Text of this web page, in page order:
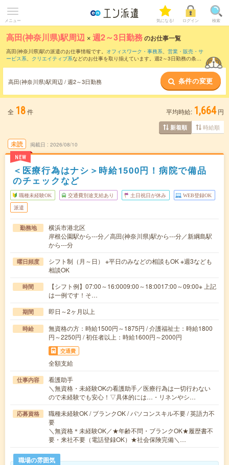
メニュー 気になる! ログイン 検索
高田(神奈川県)駅周辺 ×週2～3日勤務のお仕事一覧
高田(神奈川県)駅の派遣のお仕事情報です。 オフィスワーク・事務系、 営業・販売・サ
ービス系、 クリエイティブ系などのお仕事を取り揃えています。週2～3日勤務の条件
高田(神奈川県)駅周辺 / 週2～3日勤務 条件の変更
全 18件 平均時給: 1,664 円
新着順 時給順
未読
NEW
掲載日 2026/08/10
＜医療行為はナシ＞時給1500円！病院で備品
のチェックなど
職種未経験OK 交通費別途支給あり 土日祝日が休み WEB登録OK
派遣
勤務地
横浜市港北区
岸根公園駅から---分／高田(神奈川県)駅から---分／新綱島駅
から---分
曜日頻度
シフト制（月～日） ※平日のみなどの相談もOK ※週3なども
相談OK
時間
【シフト例】07:00～16:0009:00～18:0017:00～09:00※ 上記
は一例です！そ…
期間 即日～2ヶ月以上
時給
無資格の方：時給1500円～1875円 / 介護福祉士：時給1800
円～2250円 / 初任者以上：時給1600円～2000円
交通費
全額支給
仕事内容
看護助手
＼無資格・未経験OKの看護助手／医療行為は一切行わない
ので未経験でも安心！▽具体的には…・リネンやシ…
応募資格
職種未経験OK / ブランクOK / パソコンスキル不要 / 英語力不
要
＼無資格＊未経験OK／★年齢不問・ブランクOK★履歴書不
要・来社不要（電話登録OK）★社会保険完備＼…
職場の雰囲気